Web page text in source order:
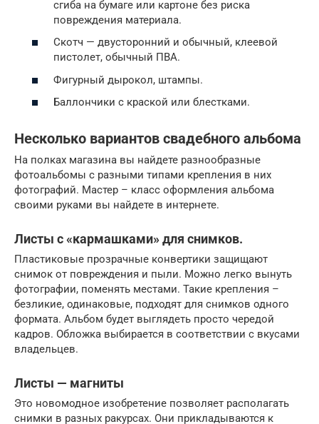
сгиба на бумаге или картоне без риска
повреждения материала.
Скотч — двусторонний и обычный, клеевой
пистолет, обычный ПВА.
Фигурный дырокол, штампы.
Баллончики с краской или блестками.
Несколько вариантов свадебного альбома
На полках магазина вы найдете разнообразные
фотоальбомы с разными типами крепления в них
фотографий. Мастер – класс оформления альбома
своими руками вы найдете в интернете.
Листы с «кармашками» для снимков.
Пластиковые прозрачные конвертики защищают
снимок от повреждения и пыли. Можно легко вынуть
фотографии, поменять местами. Такие крепления –
безликие, одинаковые, подходят для снимков одного
формата. Альбом будет выглядеть просто чередой
кадров. Обложка выбирается в соответствии с вкусами
владельцев.
Листы — магниты
Это новомодное изобретение позволяет располагать
снимки в разных ракурсах. Они прикладываются к